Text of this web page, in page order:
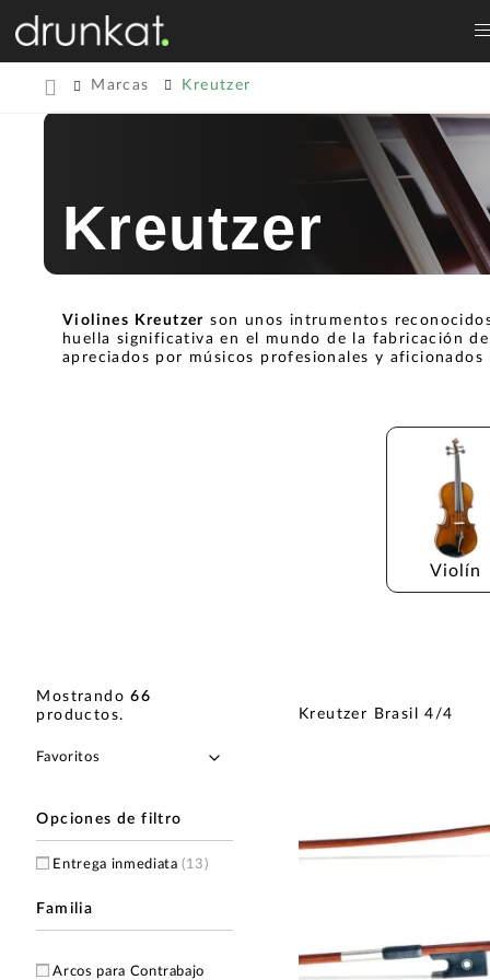
Marcas Kreutzer
Kreutzer
Violines Kreutzer son unos intrumentos
huella significativa en el mundo de la fabricación
apreciados por músicos profesionales y aficionados
Violín
Mostrando66
productos.
Opciones de filtro
Entrega inmediata(13)
Familia
Arcos para Contrabajo
Kreutzer Brasil 4/4